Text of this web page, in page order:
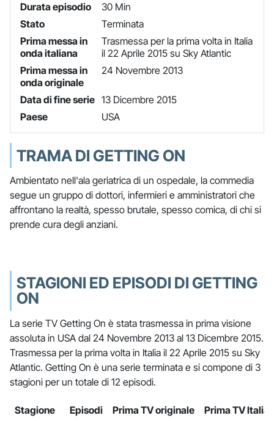
Durata episodio
30 Min
Stato
Terminata
Prima messa in
onda italiana
Trasmessa per la prima volta in Italia
il 22 Aprile 2015 su Sky Atlantic
Prima messa in
onda originale
24 Novembre 2013
Data di fine serie 13 Dicembre 2015
Paese
USA
TRAMA DI GETTING ON
Ambientato nell'ala geriatrica di un ospedale, la commedia
segue un gruppo di dottori, infermieri e amministratori che
affrontano la realtà, spesso brutale, spesso comica, di chi si
prende cura degli anziani.
STAGIONI ED EPISODI DI GETTING
ON
La serie TV Getting On è stata trasmessa in prima visione
assoluta in USA dal 24 Novembre 2013 al 13 Dicembre 2015.
Trasmessa per la prima volta in Italia il 22 Aprile 2015 su Sky
Atlantic. Getting On è una serie terminata e si compone di 3
stagioni per un totale di 12 episodi.
Stagione Episodi Prima TV originale
Prima TV Italia